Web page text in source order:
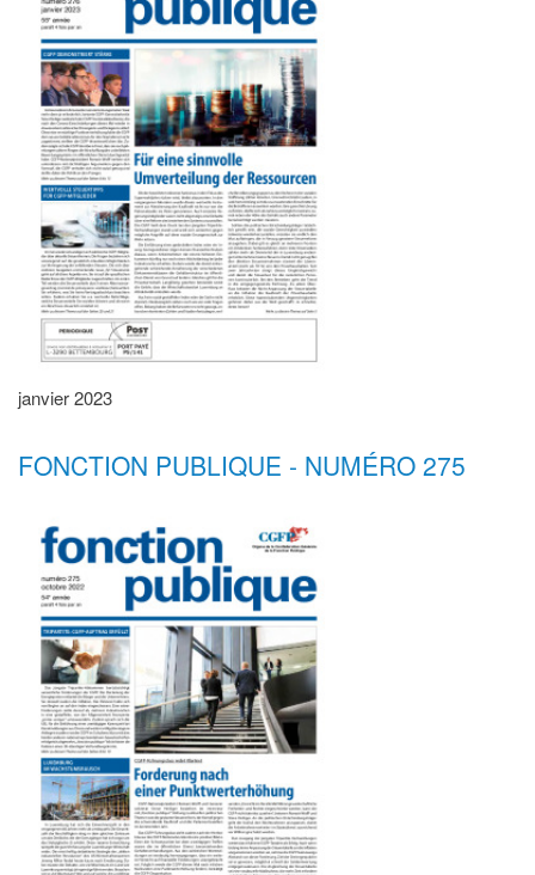
janvier 2023
FONCTION PUBLIQUE - NUMÉRO 275